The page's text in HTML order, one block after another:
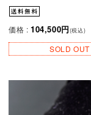
価格 : 104,500円(税込)
SOLD OUT